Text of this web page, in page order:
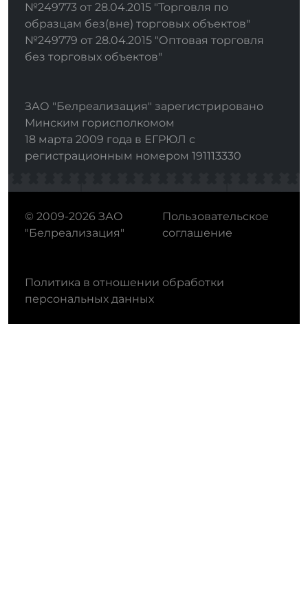
№249773 от 28.04.2015 "Торговля по
образцам без(вне) торговых объектов"
№249779 от 28.04.2015 "Оптовая торговля
без торговых объектов"
ЗАО "Белреализация" зарегистрировано
Минским горисполкомом
18 марта 2009 года в ЕГРЮЛ с
регистрационным номером 191113330
© 2009-2026 ЗАО
"Белреализация"
Пользовательское
соглашение
Политика в отношении обработки
персональных данных